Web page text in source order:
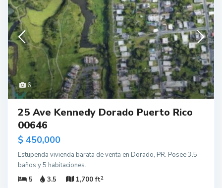
6
25 Ave Kennedy Dorado Puerto Rico
00646
$ 450,000
Estupenda vivienda barata de venta en Dorado, PR. Posee 3.5
baños y 5 habitaciones.
5
3.5 1,700 ft2